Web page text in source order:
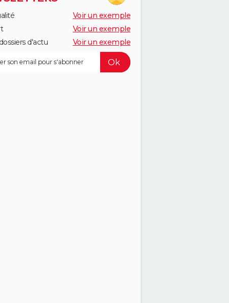
Voir un exemple
Voir un exemple
d'actu
Voir un exemple